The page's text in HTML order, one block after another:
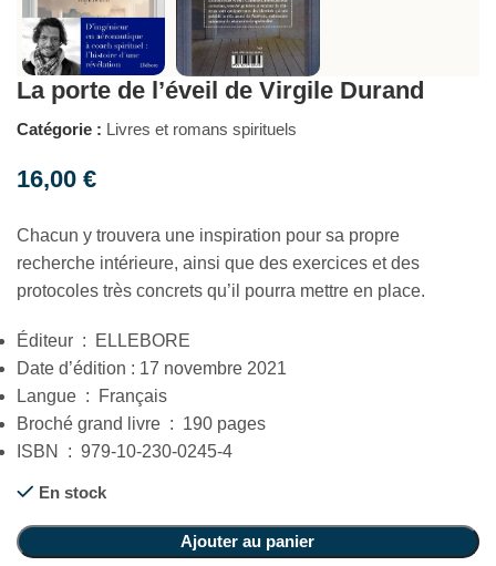
La porte de l’éveil de Virgile Durand
Catégorie : Livres et romans spirituels
16,00 €
Chacun y trouvera une inspiration pour sa propre
recherche intérieure, ainsi que des exercices et des
protocoles très concrets qu’il pourra mettre en place.
Éditeur ‏ : ‎ ELLEBORE
Date d’édition : 17 novembre 2021
Langue ‏ : ‎ Français
Broché grand livre ‏ : ‎ 190 pages
ISBN ‏ : ‎ 979-10-230-0245-4
En stock
Ajouter au panier